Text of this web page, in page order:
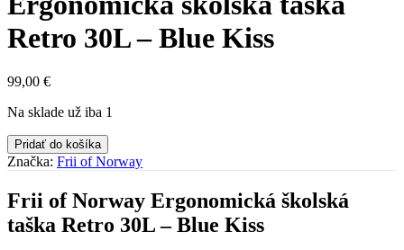
Retro 30L – Blue Kiss
99,00 €
Na sklade už iba 1
Pridať do košíka
Značka: Frii of Norway
Frii of Norway Ergonomická školská
taška Retro 30L – Blue Kiss